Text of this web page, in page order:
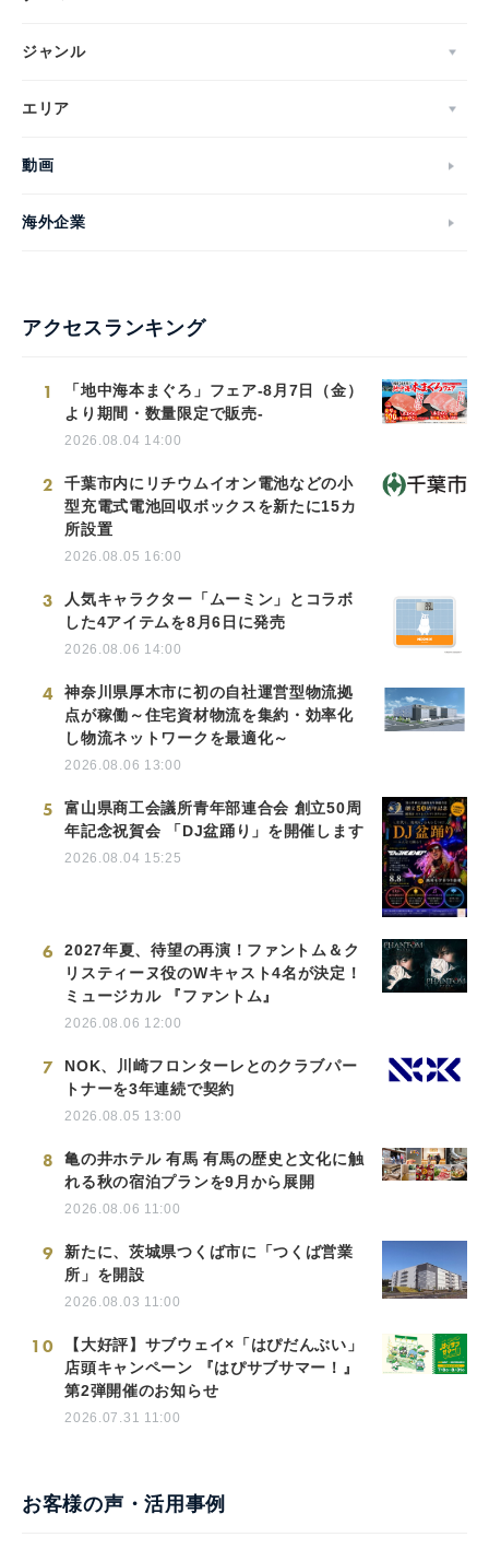
ジャンル
エリア
動画
海外企業
アクセスランキング
1
「地中海本まぐろ」フェア-8月7日（金）
より期間・数量限定で販売-
2026.08.04 14:00
2
千葉市内にリチウムイオン電池などの小
型充電式電池回収ボックスを新たに15カ
所設置
2026.08.05 16:00
3
人気キャラクター「ムーミン」とコラボ
した4アイテムを8月6日に発売
2026.08.06 14:00
4
神奈川県厚木市に初の自社運営型物流拠
点が稼働～住宅資材物流を集約・効率化
し物流ネットワークを最適化～
2026.08.06 13:00
5
富山県商工会議所青年部連合会 創立50周
年記念祝賀会 「DJ盆踊り」を開催します
2026.08.04 15:25
6
2027年夏、待望の再演！ファントム＆ク
リスティーヌ役のWキャスト4名が決定！
ミュージカル 『ファントム』
2026.08.06 12:00
7
NOK、川崎フロンターレとのクラブパー
トナーを3年連続で契約
2026.08.05 13:00
8
亀の井ホテル 有馬 有馬の歴史と文化に触
れる秋の宿泊プランを9月から展開
2026.08.06 11:00
9
新たに、茨城県つくば市に「つくば営業
所」を開設
2026.08.03 11:00
10
【大好評】サブウェイ×「はぴだんぶい」
店頭キャンペーン 『はぴサブサマー！』
第2弾開催のお知らせ
2026.07.31 11:00
お客様の声・活用事例